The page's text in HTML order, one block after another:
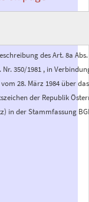
des Art. 8a
Nr. 350/1981 , in
28. März 1984 über
der Republik
in der Stammfassung